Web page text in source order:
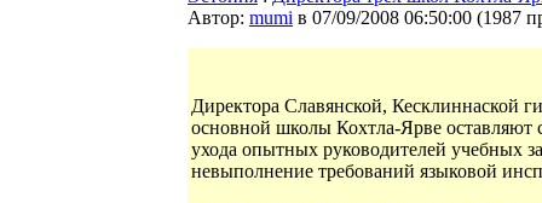
Автор: mumi в 07/09/2008 06:50:00 (1987
Директора Славянской, Кесклиннаской
основной школы Кохтла-Ярве
ухода опытных руководителей учебных
невыполнение требований языковой